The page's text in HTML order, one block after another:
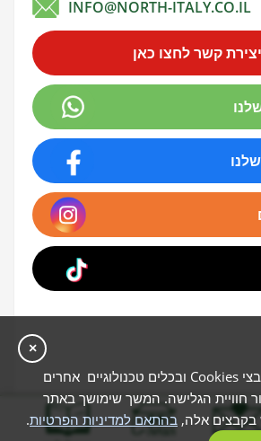
INFO@NORTH-ITALY.CO.IL
קשר לחצו כאן
×
האתר עושה שימוש בקבצי Cookies ובכלים טכנולוגיים אחרים
חוויית הגלישה. המשך שימושך באתר
בקבצים אלה, בהתאם למדיניות הפרטיות.